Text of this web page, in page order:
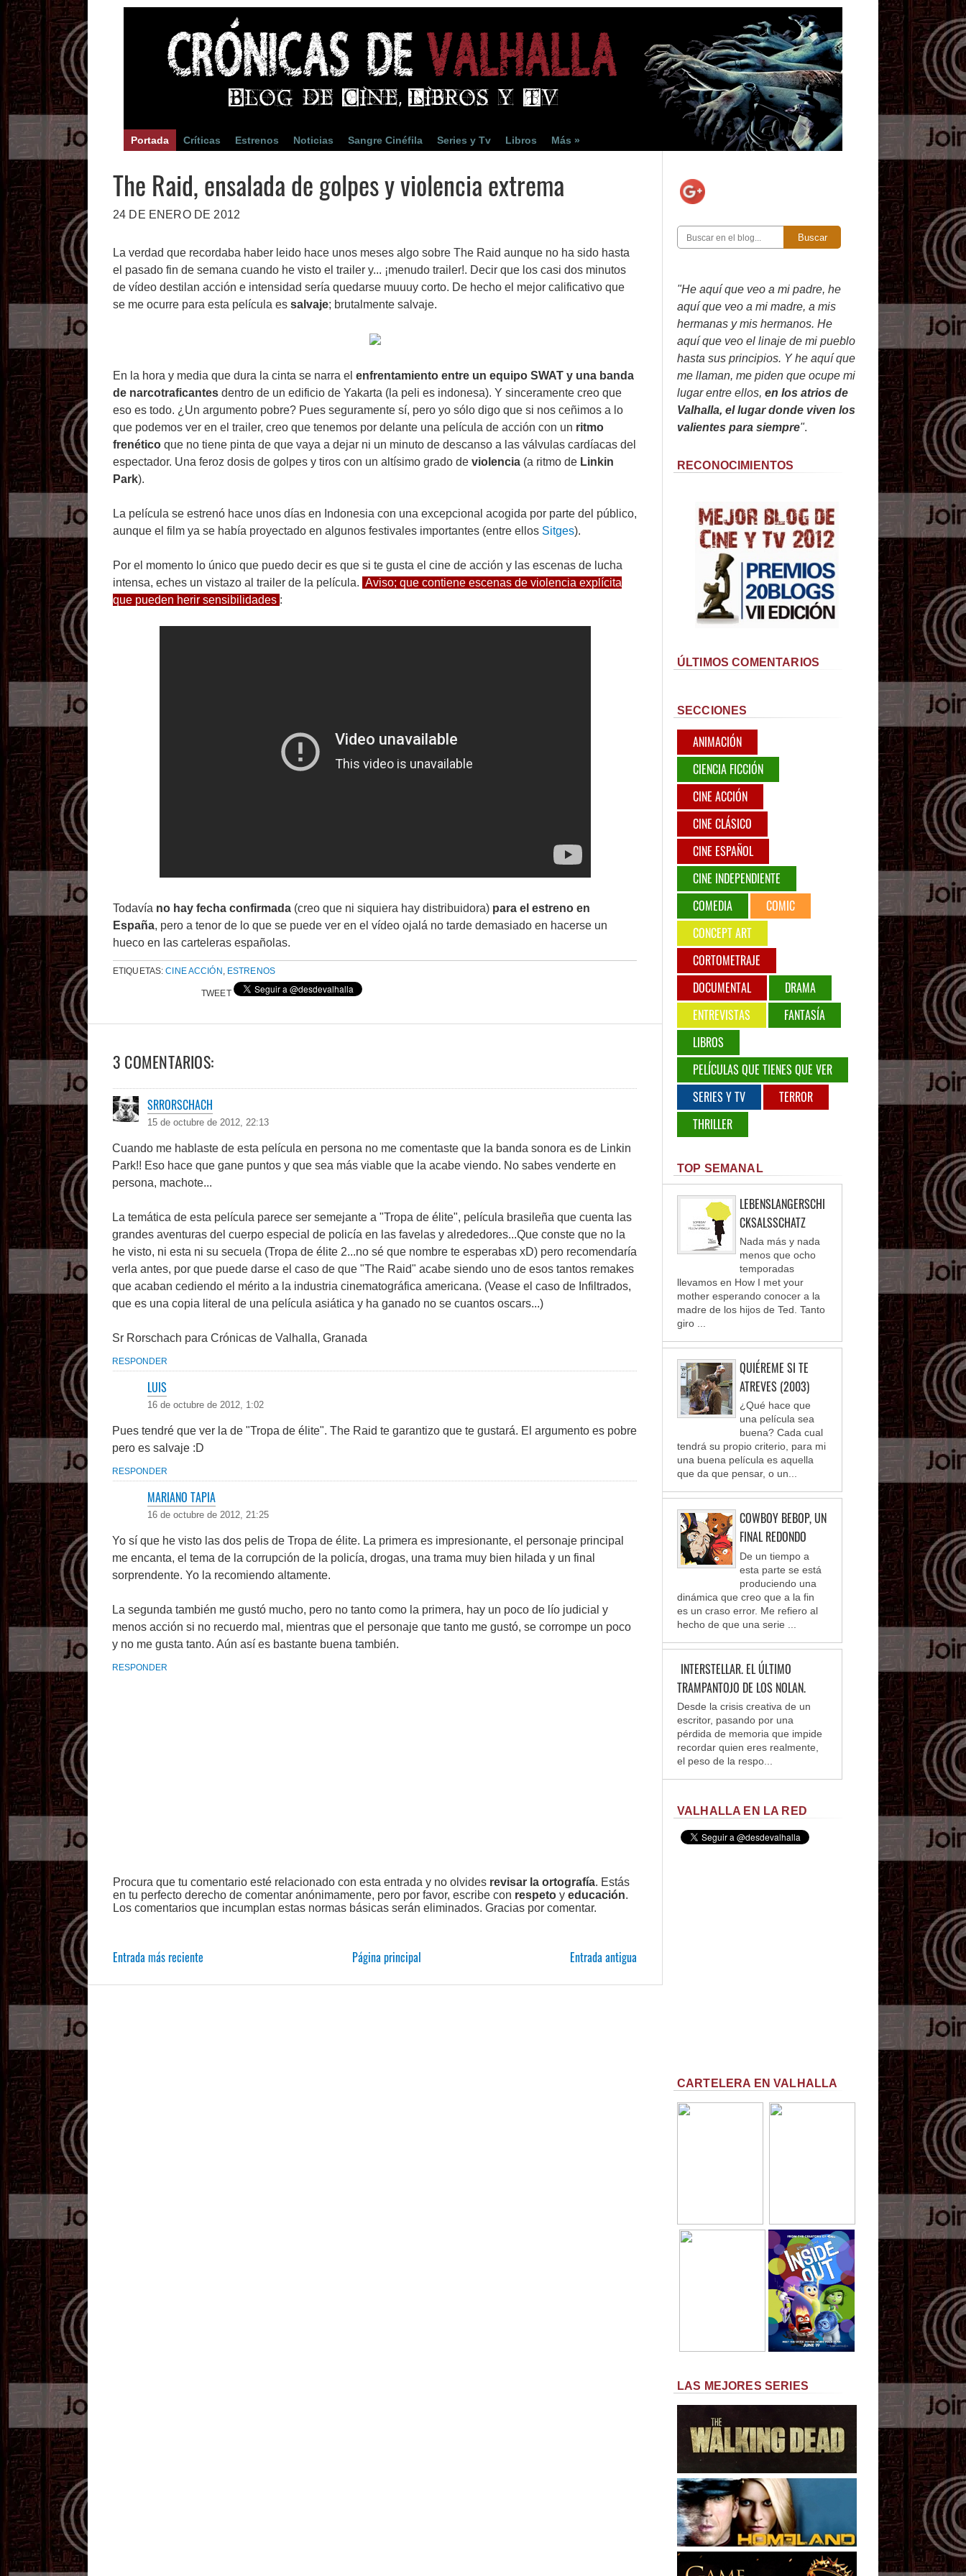
Portada Críticas Estrenos Noticias Sangre Cinéfila Series y Tv Libros Más »
The Raid, ensalada de golpes y violencia extrema
24 DE ENERO DE 2012
La verdad que recordaba haber leido hace unos meses algo sobre The Raid aunque no ha sido hasta
el pasado fin de semana cuando he visto el trailer y... ¡menudo trailer!. Decir que los casi dos minutos
de vídeo destilan acción e intensidad sería quedarse muuuy corto. De hecho el mejor calificativo que
se me ocurre para esta película es salvaje; brutalmente salvaje.
En la hora y media que dura la cinta se narra el enfrentamiento entre un equipo SWAT y una banda
de narcotraficantes dentro de un edificio de Yakarta (la peli es indonesa). Y sinceramente creo que
eso es todo. ¿Un argumento pobre? Pues seguramente sí, pero yo sólo digo que si nos ceñimos a lo
que podemos ver en el trailer, creo que tenemos por delante una película de acción con un ritmo
frenético que no tiene pinta de que vaya a dejar ni un minuto de descanso a las válvulas cardíacas del
espectador. Una feroz dosis de golpes y tiros con un altísimo grado de violencia (a ritmo de Linkin
Park).
La película se estrenó hace unos días en Indonesia con una excepcional acogida por parte del público,
aunque el film ya se había proyectado en algunos festivales importantes (entre ellos Sitges).
Por el momento lo único que puedo decir es que si te gusta el cine de acción y las escenas de lucha
intensa, eches un vistazo al trailer de la película. Aviso; que contiene escenas de violencia explícita
que pueden herir sensibilidades :
Todavía no hay fecha confirmada (creo que ni siquiera hay distribuidora) para el estreno en
España, pero a tenor de lo que se puede ver en el vídeo ojalá no tarde demasiado en hacerse un
hueco en las carteleras españolas.
ETIQUETAS:CINE ACCIÓN , ESTRENOS
TWEET
3 COMENTARIOS:
SRRORSCHACH
15 de octubre de 2012, 22:13
Cuando me hablaste de esta película en persona no me comentaste que la banda sonora es de Linkin
Park!! Eso hace que gane puntos y que sea más viable que la acabe viendo. No sabes venderte en
persona, machote...
La temática de esta película parece ser semejante a "Tropa de élite", película brasileña que cuenta las
grandes aventuras del cuerpo especial de policía en las favelas y alrededores...Que conste que no la
he visto, ni esta ni su secuela (Tropa de élite 2...no sé que nombre te esperabas xD) pero recomendaría
verla antes, por que puede darse el caso de que "The Raid" acabe siendo uno de esos tantos remakes
que acaban cediendo el mérito a la industria cinematográfica americana. (Vease el caso de Infiltrados,
que es una copia literal de una película asiática y ha ganado no se cuantos oscars...)
Sr Rorschach para Crónicas de Valhalla, Granada
RESPONDER
LUIS
16 de octubre de 2012, 1:02
Pues tendré que ver la de "Tropa de élite". The Raid te garantizo que te gustará. El argumento es pobre
pero es salvaje :D
RESPONDER
MARIANO TAPIA
16 de octubre de 2012, 21:25
Yo sí que he visto las dos pelis de Tropa de élite. La primera es impresionante, el personaje principal
me encanta, el tema de la corrupción de la policía, drogas, una trama muy bien hilada y un final
sorprendente. Yo la recomiendo altamente.
La segunda también me gustó mucho, pero no tanto como la primera, hay un poco de lío judicial y
menos acción si no recuerdo mal, mientras que el personaje que tanto me gustó, se corrompe un poco
y no me gusta tanto. Aún así es bastante buena también.
RESPONDER
Procura que tu comentario esté relacionado con esta entrada y no olvides revisar la ortografía. Estás
en tu perfecto derecho de comentar anónimamente, pero por favor, escribe con respeto y educación.
Los comentarios que incumplan estas normas básicas serán eliminados. Gracias por comentar.
Entrada más reciente Entrada antigua
Página principal
Buscar
"He aquí que veo a mi padre, he
aquí que veo a mi madre, a mis
hermanas y mis hermanos. He
aquí que veo el linaje de mi pueblo
hasta sus principios. Y he aquí que
me llaman, me piden que ocupe mi
lugar entre ellos, en los atrios de
Valhalla, el lugar donde viven los
valientes para siempre".
RECONOCIMIENTOS
ÚLTIMOS COMENTARIOS
SECCIONES
ANIMACIÓN
CIENCIA FICCIÓN
CINE ACCIÓN
CINE CLÁSICO
CINE ESPAÑOL
CINE INDEPENDIENTE
COMEDIA
COMIC
CONCEPT ART
CORTOMETRAJE
DOCUMENTAL
DRAMA
ENTREVISTAS
FANTASÍA
LIBROS
PELÍCULAS QUE TIENES QUE VER
SERIES Y TV
TERROR
THRILLER
TOP SEMANAL
LEBENSLANGERSCHI
CKSALSSCHATZ
Nada más y nada
menos que ocho
temporadas
llevamos en How I met your
mother esperando conocer a la
madre de los hijos de Ted. Tanto
giro ...
QUIÉREME SI TE
ATREVES (2003)
¿Qué hace que
una película sea
buena? Cada cual
tendrá su propio criterio, para mi
una buena película es aquella
que da que pensar, o un...
COWBOY BEBOP, UN
FINAL REDONDO
De un tiempo a
esta parte se está
produciendo una
dinámica que creo que a la fin
es un craso error. Me refiero al
hecho de que una serie ...
INTERSTELLAR. EL ÚLTIMO
TRAMPANTOJO DE LOS NOLAN.
Desde la crisis creativa de un
escritor, pasando por una
pérdida de memoria que impide
recordar quien eres realmente,
el peso de la respo...
VALHALLA EN LA RED
CARTELERA EN VALHALLA
LAS MEJORES SERIES